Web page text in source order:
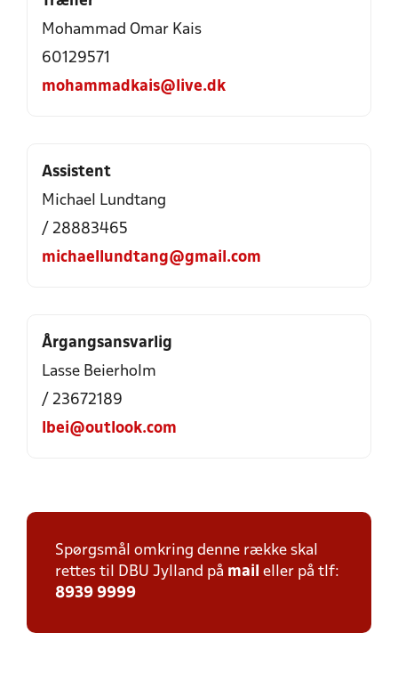
Mohammad Omar Kais
60129571
mohammadkais@live.dk
Assistent
Michael Lundtang
/ 28883465
michaellundtang@gmail.com
Årgangsansvarlig
Lasse Beierholm
/ 23672189
lbei@outlook.com
Spørgsmål omkring denne række skal
rettes til DBU Jylland på mail eller på tlf:
8939 9999